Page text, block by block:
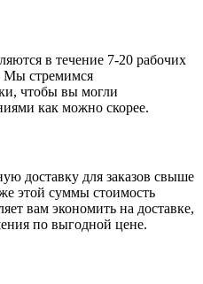
в течение 7-20 рабочих
Мы стремимся
чтобы вы могли
как можно скорее.
доставку для заказов свыше
этой суммы стоимость
вам экономить на доставке,
по выгодной цене.